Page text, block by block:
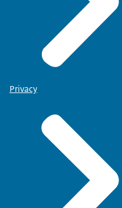
Privacy